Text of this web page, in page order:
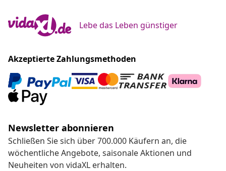
Lebe das Leben günstiger
Akzeptierte Zahlungsmethoden
Newsletter abonnieren
Schließen Sie sich über 700.000 Käufern an, die
wöchentliche Angebote, saisonale Aktionen und
Neuheiten von vidaXL erhalten.